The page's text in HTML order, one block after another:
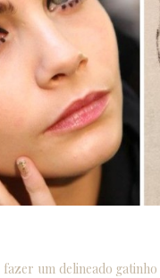
fazer um delineado